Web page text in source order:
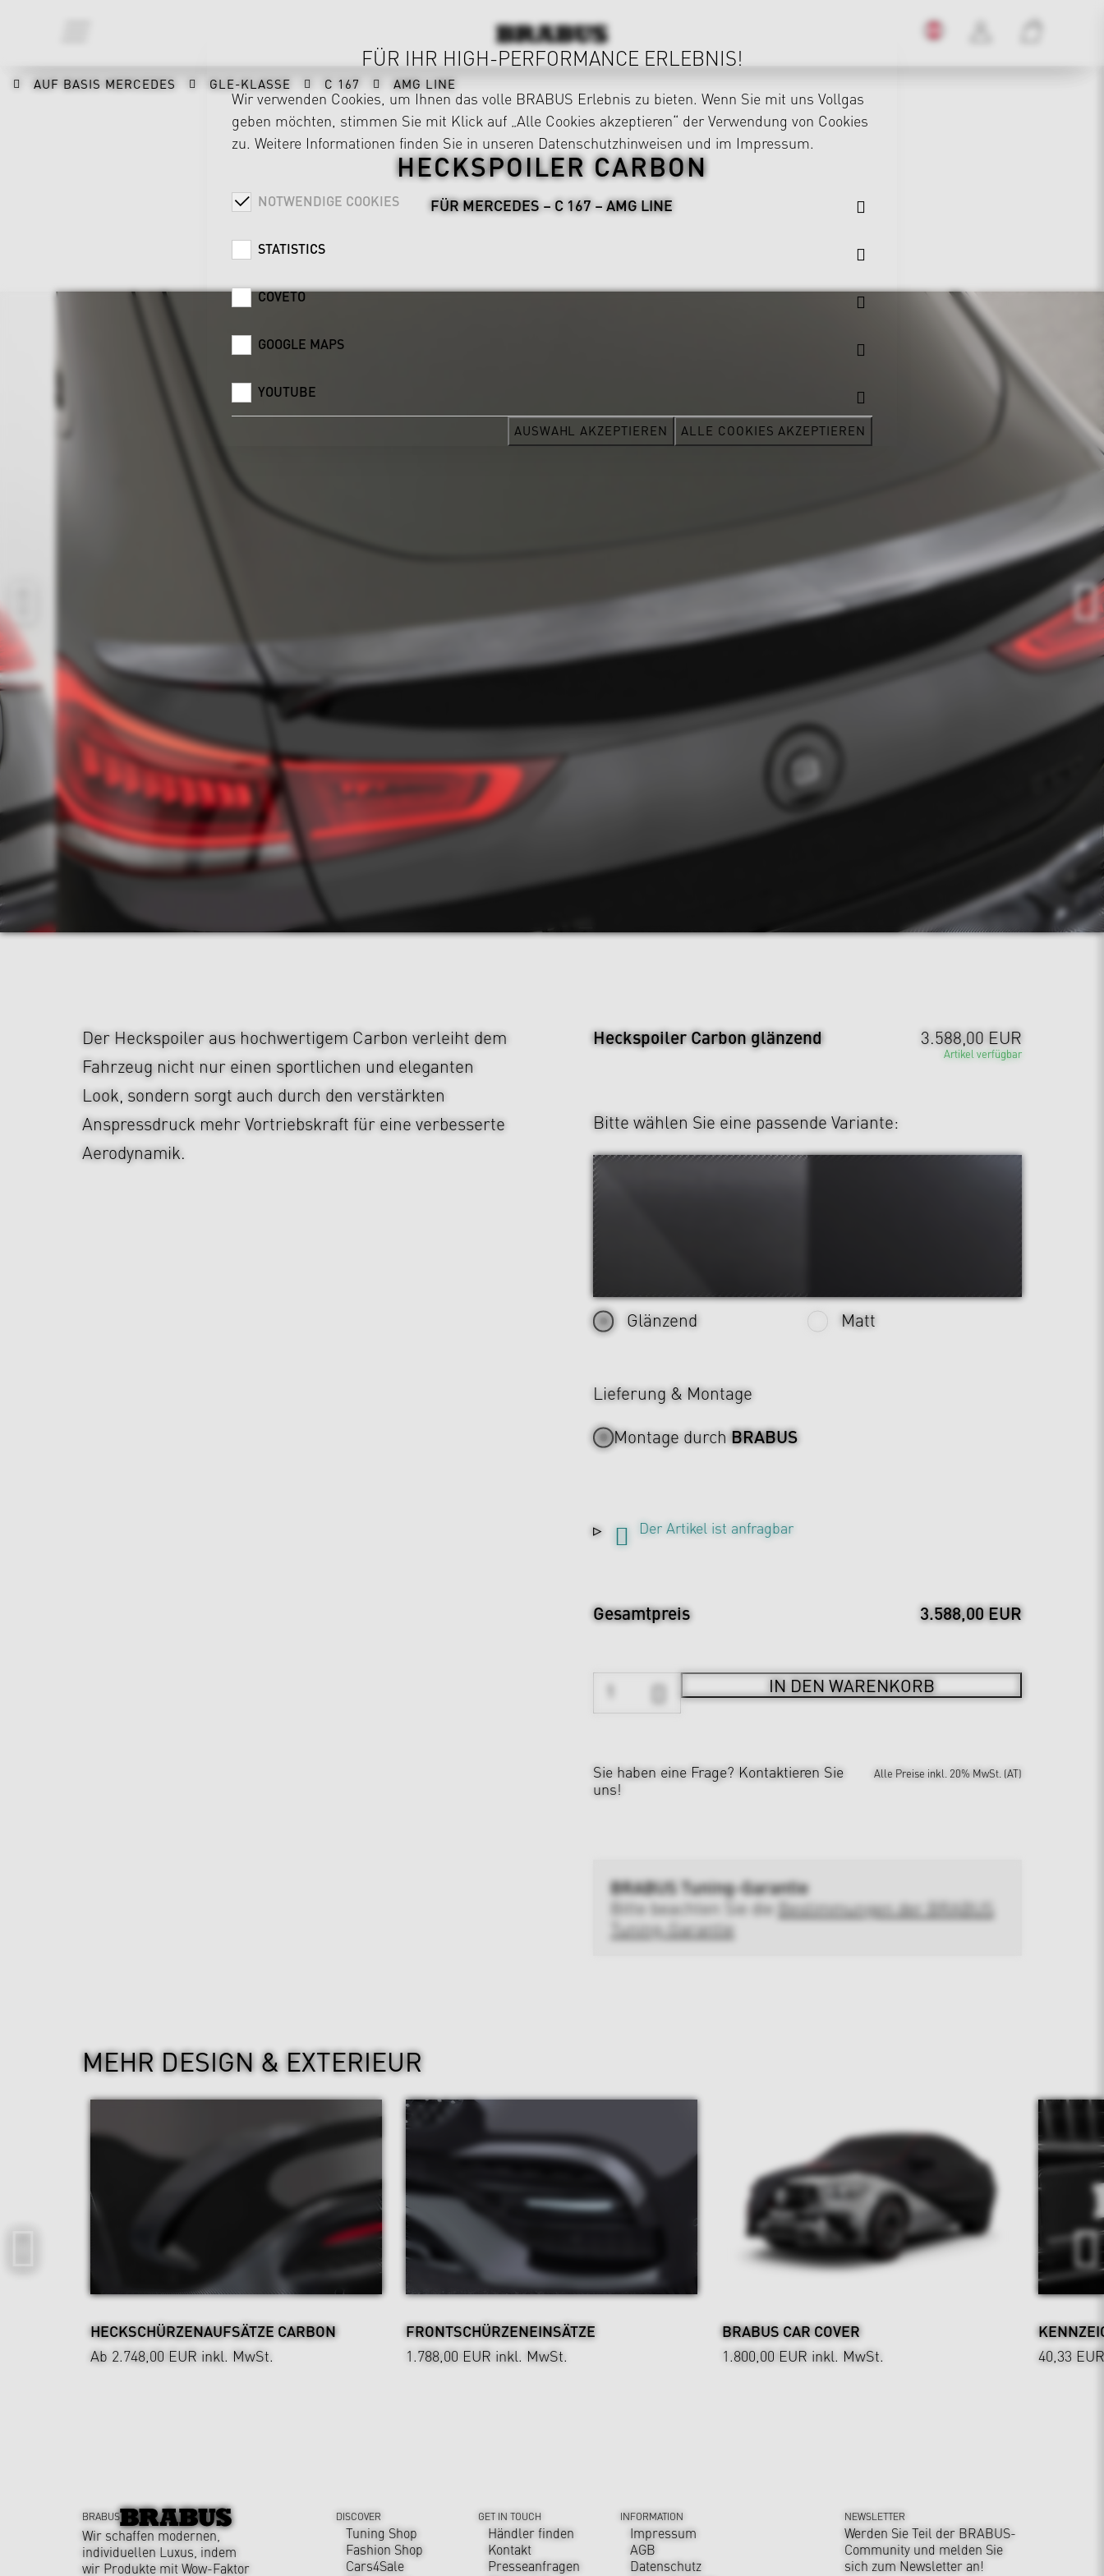
AUF BASIS MERCEDES GLE-KLASSE C 167 AMG LINE
HECKSPOILER CARBON
FÜR MERCEDES – C 167 – AMG LINE
Der Heckspoiler aus hochwertigem Carbon verleiht dem
Fahrzeug nicht nur einen sportlichen und eleganten
Look, sondern sorgt auch durch den verstärkten
Anspressdruck mehr Vortriebskraft für eine verbesserte
Aerodynamik.
Heckspoiler Carbon glänzend 3.588,00 EUR
Artikel verfügbar
Bitte wählen Sie eine passende Variante:
Glänzend Matt
Lieferung & Montage
Montage durchBRABUS
Der Artikel ist anfragbar
Gesamtpreis 3.588,00 EUR
IN DEN WARENKORB
Sie haben eine Frage? Kontaktieren Sie
uns!
Alle Preise inkl. 20% MwSt. (AT)
BRABUS Tuning-Garantie
Bitte beachten Sie die Bestimmungen der BRABUS
Tuning-Garantie
MEHR DESIGN & EXTERIEUR
HECKSCHÜRZENAUFSÄTZE CARBON
Ab 2.748,00 EUR inkl. MwSt.
FRONTSCHÜRZENEINSÄTZE
1.788,00 EUR inkl. MwSt.
BRABUS CAR COVER
1.800,00 EUR inkl. MwSt.
40,33 EUR
FÜR IHR HIGH-PERFORMANCE ERLEBNIS!
Wir verwenden Cookies, um Ihnen das volle BRABUS Erlebnis zu bieten. Wenn Sie mit uns Vollgas
geben möchten, stimmen Sie mit Klick auf „Alle Cookies akzeptieren“ der Verwendung von Cookies
zu. Weitere Informationen finden Sie in unseren Datenschutzhinweisen und im Impressum.
NOTWENDIGE COOKIES
STATISTICS
COVETO
GOOGLE MAPS
YOUTUBE
AUSWAHL AKZEPTIEREN ALLE COOKIES AKZEPTIEREN
BRABUS
Wir schaffen modernen,
individuellen Luxus, indem
wir Produkte mit Wow-Faktor
DISCOVER
Tuning Shop
Fashion Shop
Cars4Sale
GET IN TOUCH
Händler finden
Kontakt
Presseanfragen
INFORMATION
Impressum
AGB
Datenschutz
NEWSLETTER
Werden Sie Teil der BRABUS-
Community und melden Sie
sich zum Newsletter an!